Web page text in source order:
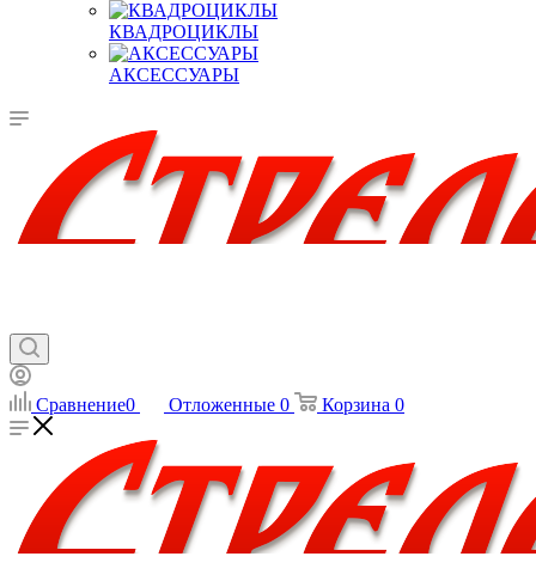
КВАДРОЦИКЛЫ
АКСЕССУАРЫ
Сравнение0 Отложенные 0 Корзина 0